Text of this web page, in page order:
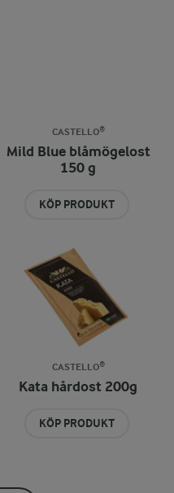
CASTELLO®
Mild Blue blåmögelost
150 g
KÖP PRODUKT
CASTELLO®
Kata hårdost 200g
KÖP PRODUKT